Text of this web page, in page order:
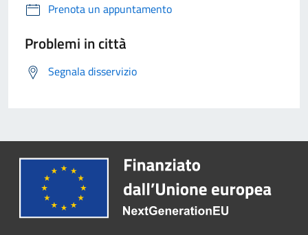
Prenota un appuntamento
Problemi in città
Segnala disservizio